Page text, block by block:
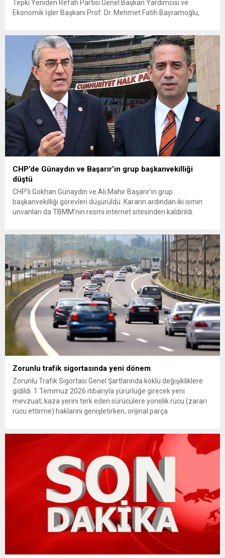
Tepki Yeniden Refah Partisi Genel Başkan Yardımcısı ve
Ekonomik İşler Başkanı Prof. Dr. Mehmet Fatih Bayramoğlu,
fiyatların çiftçinin artan maliyetlerini karşılamaktan uzak
olduğunu savunarak fiyatların yeniden değerlendirilmesi
çağrısında...
CHP’de Günaydın ve Başarır’ın grup başkanvekilliği
düştü
CHP’li Gökhan Günaydın ve Ali Mahir Başarır’ın grup
başkanvekilliği görevleri düşürüldü. Kararın ardından iki ismin
unvanları da TBMM’nin resmi internet sitesinden kaldırıldı.
çıkarma cezası uygulanmak üzere Yüksek Disiplin Kurulu’na
(YDK) sevk edilen ve partideki tüm görevlerinden...
Zorunlu trafik sigortasında yeni dönem
Zorunlu Trafik Sigortası Genel Şartlarında köklü değişikliklere
gidildi. 1 Temmuz 2026 itibarıyla yürürlüğe girecek yeni
mevzuat; kaza yerini terk eden sürücülere yönelik rücu (zararı
rücu ettirme) haklarını genişletirken, orijinal parça
getiriyor. Hazine Müsteşarlığına bağlı ilgili kurumlarca...